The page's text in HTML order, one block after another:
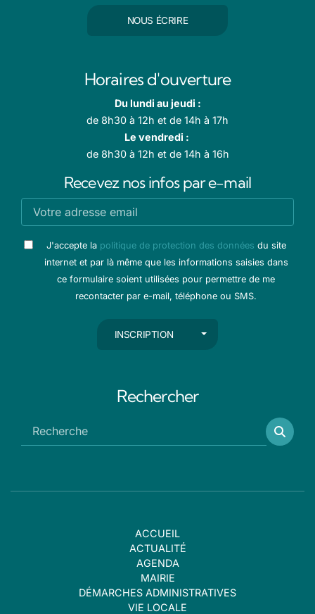
NOUS ÉCRIRE
Horaires d'ouverture
Du lundi au jeudi :
de 8h30 à 12h et de 14h à 17h
Le vendredi :
de 8h30 à 12h et de 14h à 16h
Recevez nos infos par e-mail
J'accepte la politique de protection des données du site
internet et par là même que les informations saisies dans
ce formulaire soient utilisées pour permettre de me
recontacter par e-mail, téléphone ou SMS.
INSCRIPTION AUTRES ACTIONS
Rechercher
ACCUEIL
ACTUALITÉ
AGENDA
MAIRIE
DÉMARCHES ADMINISTRATIVES
VIE LOCALE